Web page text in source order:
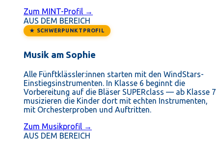
Zum MINT-Profil →
AUS DEM BEREICH
★ SCHWERPUNKTPROFIL
Musik am Sophie
Alle Fünftklässler:innen starten mit den WindStars-
Einstiegsinstrumenten. In Klasse 6 beginnt die
Vorbereitung auf die Bläser SUPERclass — ab Klasse 7
musizieren die Kinder dort mit echten Instrumenten,
mit Orchesterproben und Auftritten.
Zum Musikprofil →
AUS DEM BEREICH